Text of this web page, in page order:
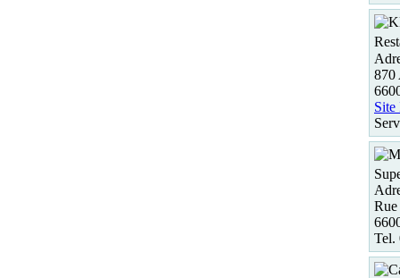
870
Site
Rue
Tel.